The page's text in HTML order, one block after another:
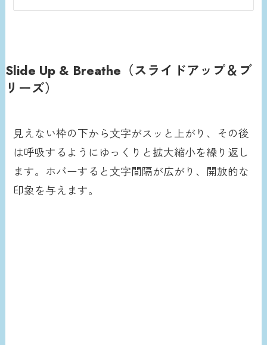
Slide Up & Breathe（スライドアップ＆ブ
リーズ）
見えない枠の下から文字がスッと上がり、その後
は呼吸するようにゆっくりと拡大縮小を繰り返し
ます。ホバーすると文字間隔が広がり、開放的な
印象を与えます。